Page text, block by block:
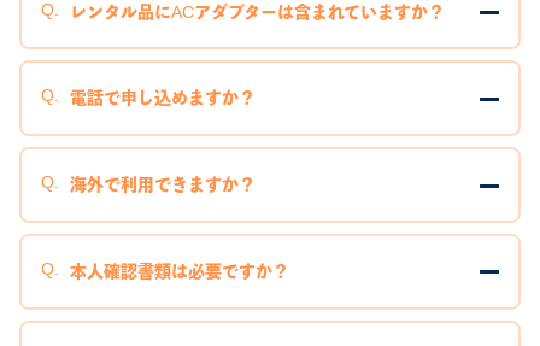
レンタル品にACアダプターは含まれていますか？
電話で申し込めますか？
海外で利用できますか？
本人確認書類は必要ですか？